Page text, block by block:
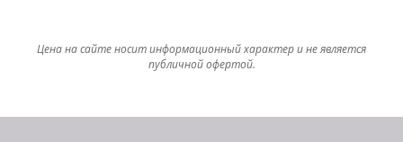
Цена на сайте носит информационный характер и не является
публичной офертой.